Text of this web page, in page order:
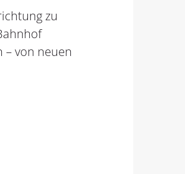
zu
– von neuen